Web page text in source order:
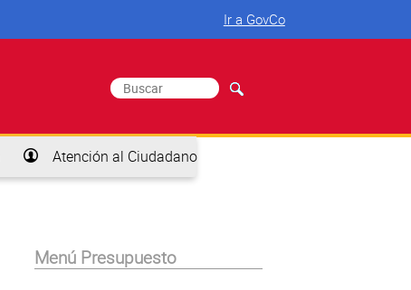
Ir a GovCo
Formulario de búsqueda
Buscar
Atención al Ciudadano
Menú Presupuesto